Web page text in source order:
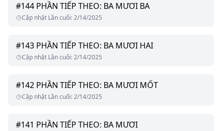
#144 PHẦN TIẾP THEO: BA MƯƠI BA
Cập nhật Lần cuối:2/14/2025
#143 PHẦN TIẾP THEO: BA MƯƠI HAI
Cập nhật Lần cuối:2/14/2025
#142 PHẦN TIẾP THEO: BA MƯƠI MỐT
Cập nhật Lần cuối:2/14/2025
#141 PHẦN TIẾP THEO: BA MƯƠI